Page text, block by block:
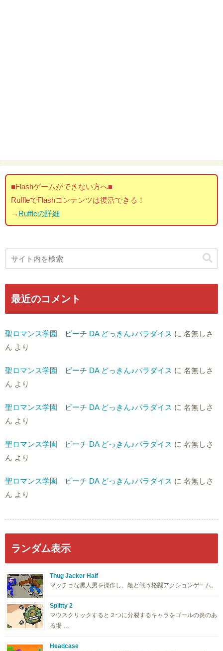
■Flashゲームができない方へ■
RuffleでFlashコンテンツは復活できる！
→ Ruffleの詳細
最近のコメント
聖ロマンス学園 ビーチ DA どっきん♪パラダイス に 名無しさ
ん より
聖ロマンス学園 ビーチ DA どっきん♪パラダイス に 名無しさ
ん より
聖ロマンス学園 ビーチ DA どっきん♪パラダイス に 名無しさ
ん より
聖ロマンス学園 ビーチ DA どっきん♪パラダイス に 名無しさ
ん より
聖ロマンス学園 ビーチ DA どっきん♪パラダイス に 名無しさ
ん より
ランダム表示
Thug Jacker Half
マッチョな黒人男を操作し、敵と戦う格闘アクションゲーム。
Splitty 2
マウスクリックすると２つに分裂するキャラをゴールの炎のあ
る場 …
Headcase